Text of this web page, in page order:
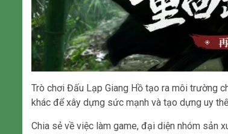
Trò chơi Đấu Lạp Giang Hồ tạo ra môi trường
khác để xây dựng sức mạnh và tạo dựng uy
Chia sẻ về việc làm game, đại diện nhóm sản